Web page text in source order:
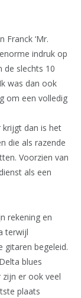
Franck ‘Mr.
indruk op
de slechts 10
was dan ook
om een volledig
krijgt dan is het
die als razende
Voorzien van
als een
rekening en
terwijl
gitaren begeleid.
blues
er ook veel
plaats